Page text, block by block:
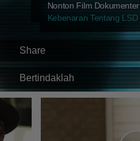
Nonton Film Dokumenter
Kebenaran Tentang LSD
Share
Bertindaklah